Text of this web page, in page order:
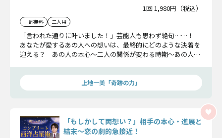
1回 1,980円（税込）
一部無料 二人用
「言われた通りに叶いました！」芸能人も思わず絶句……！
あなたが愛するあの人への想いは、最終的にどのような決着を
迎える？ あの人の本心〜二人の関係が変わる時期〜あの人の
さずお話しします！
上地一美「奇跡の力」
「もしかして両想い？」相手の本心・進展と
結末〜恋の劇的急接近！